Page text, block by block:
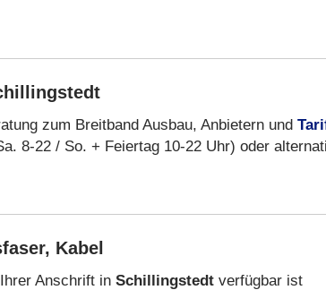
zum Breitband Ausbau, Anbietern und
8-22 / So. + Feiertag 10-22 Uhr) oder
Kabel
Anschrift in Schillingstedt verfügbar ist